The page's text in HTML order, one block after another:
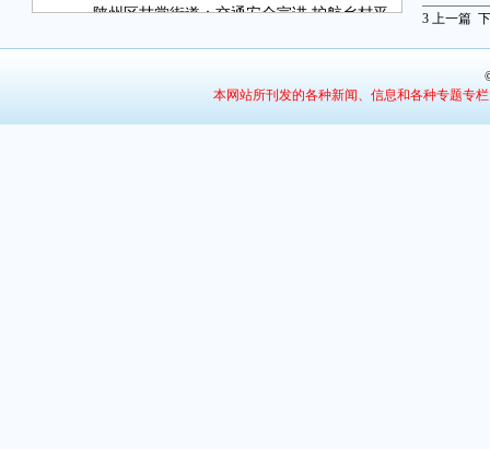
·陕州区甘棠街道：交通安全宣讲 护航乡村平
消夏音乐节 点亮夜生活
·陕州区多会场联动举办高校毕业生招聘会
3 上一篇
本网站所刊发的各种新闻、信息和各种专题专